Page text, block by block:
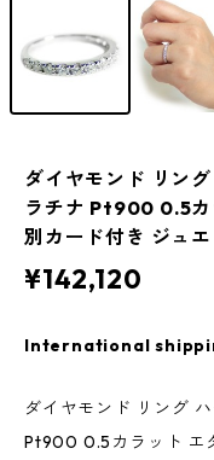
ダイヤモンド リン
ラチナ Pt900 0.5カ
別カード付き ジュ
¥142,120
International
ダイヤモンド リング
Pt900 0.5カラット エ